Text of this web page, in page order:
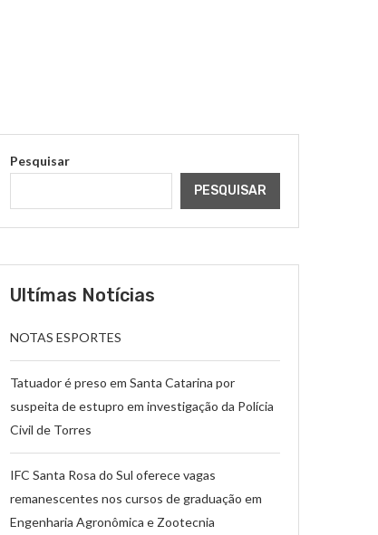
Pesquisar
PESQUISAR
Ultímas Notícias
NOTAS ESPORTES
Tatuador é preso em Santa Catarina por
suspeita de estupro em investigação da Polícia
Civil de Torres
IFC Santa Rosa do Sul oferece vagas
remanescentes nos cursos de graduação em
Engenharia Agronômica e Zootecnia